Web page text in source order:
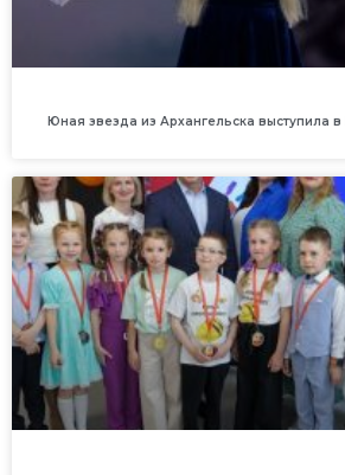
Юная звезда из Архангельска выступила